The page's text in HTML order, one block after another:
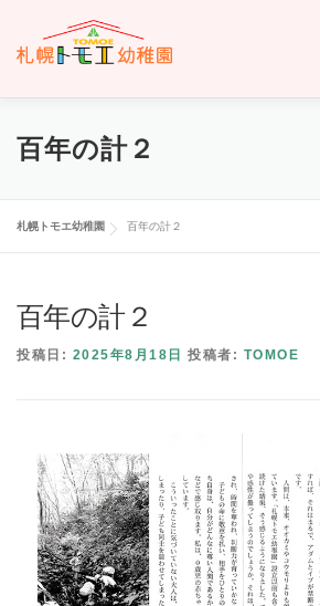
ツ
ホーム トモエについて
交通案内 お問い合わせ
百年の計２
札幌トモエ幼稚園 百年の計２
百年の計２
投稿日: 2025年8月18日 投稿者: TOMOE